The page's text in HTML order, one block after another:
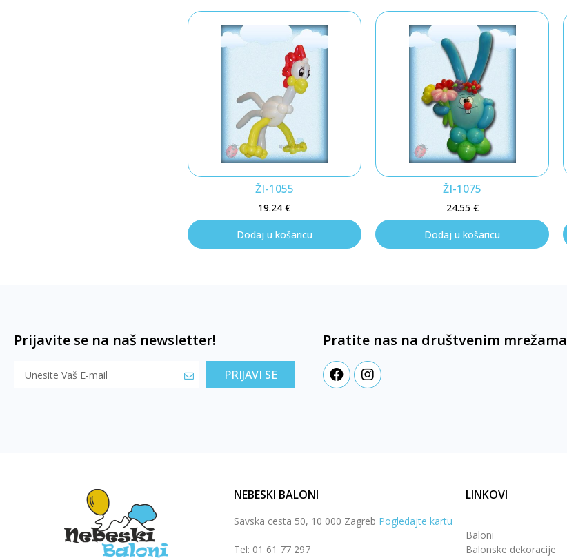
ŽI-1055
19.24€
Dodaj u košaricu
ŽI-1075
24.55 €
Dodaj u košaricu
Prijavite se na naš newsletter!
PRIJAVI SE
Pratite nas na društvenim mrežama
NEBESKI BALONI
Savska cesta 50, 10 000 Zagreb Pogledajte kartu
Tel: 01 61 77 297
LINKOVI
Baloni
Balonske dekoracije